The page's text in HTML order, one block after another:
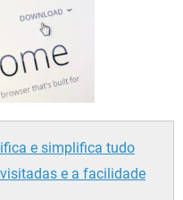
e simplifica tudo
e a facilidade